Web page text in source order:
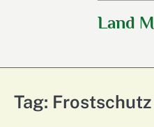
Land
Tag: Frostschutz